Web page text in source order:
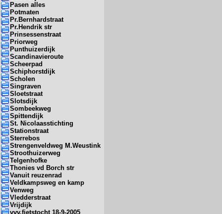
Pasen alles
Potmaten
Pr.Bernhardstraat
Pr.Hendrik str
Prinsessenstraat
Priorweg
Punthuizerdijk
Scandinavieroute
Scheerpad
Schiphorstdijk
Scholen
Singraven
Sloetstraat
Slotsdijk
Sombeekweg
Spittendijk
St. Nicolaasstichting
Stationstraat
Sterrebos
Strengenveldweg M.Weustink
Stroothuizerweg
Telgenhofke
Thonies vd Borch str
Vanuit reuzenrad
Veldkampsweg en kamp
Venweg
Vledderstraat
Vrijdijk
vvv.fietstocht 18-9-2005